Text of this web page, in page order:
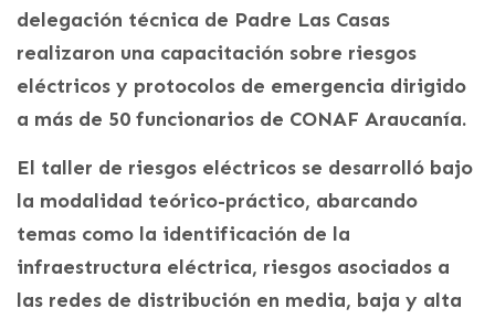
delegación técnica de Padre Las Casas
realizaron una capacitación sobre riesgos
eléctricos y protocolos de emergencia dirigido
a más de 50 funcionarios de CONAF Araucanía.
El taller de riesgos eléctricos se desarrolló bajo
la modalidad teórico-práctico, abarcando
temas como la identificación de la
infraestructura eléctrica, riesgos asociados a
las redes de distribución en media, baja y alta